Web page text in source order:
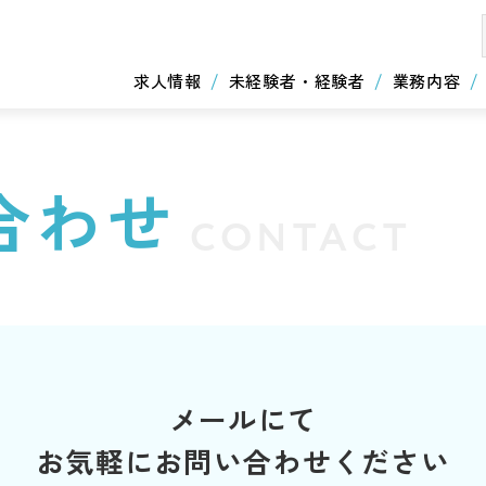
求人情報 未経験者・経験者 業務内容
わせ
メールにて
お気軽にお問い合わせください